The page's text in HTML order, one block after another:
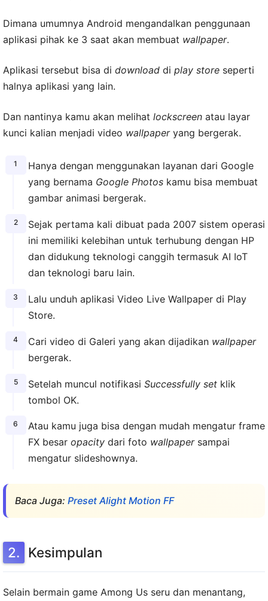
Dimana umumnya Android mengandalkan penggunaan
aplikasi pihak ke 3 saat akan membuat wallpaper.
Aplikasi tersebut bisa di download di play store seperti
halnya aplikasi yang lain.
Dan nantinya kamu akan melihat lockscreen atau layar
kunci kalian menjadi video wallpaperyang bergerak.
Hanya dengan menggunakan layanan dari Google
yang bernama Google Photoskamu bisa membuat
gambar animasi bergerak.
Sejak pertama kali dibuat pada 2007 sistem operasi
ini memiliki kelebihan untuk terhubung dengan HP
dan didukung teknologi canggih termasuk AI IoT
dan teknologi baru lain.
Lalu unduh aplikasi Video Live Wallpaper di Play
Store.
Cari video di Galeri yang akan dijadikan wallpaper
bergerak.
Setelah muncul notifikasi Successfully setklik
tombol OK.
Atau kamu juga bisa dengan mudah mengatur frame
FX besar opacitydari foto wallpapersampai
mengatur slideshownya.
Baca Juga: Preset Alight Motion FF
Kesimpulan
Selain bermain game Among Us seru dan menantang,